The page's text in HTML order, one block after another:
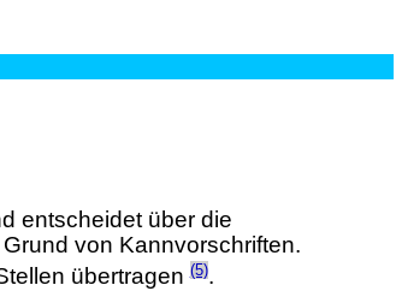
entscheidet über die
von Kannvorschriften.
übertragen(5).